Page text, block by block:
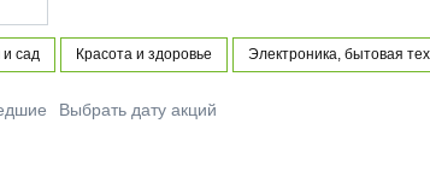
сад Красота и здоровье Электроника, бытовая
Выбрать дату акций